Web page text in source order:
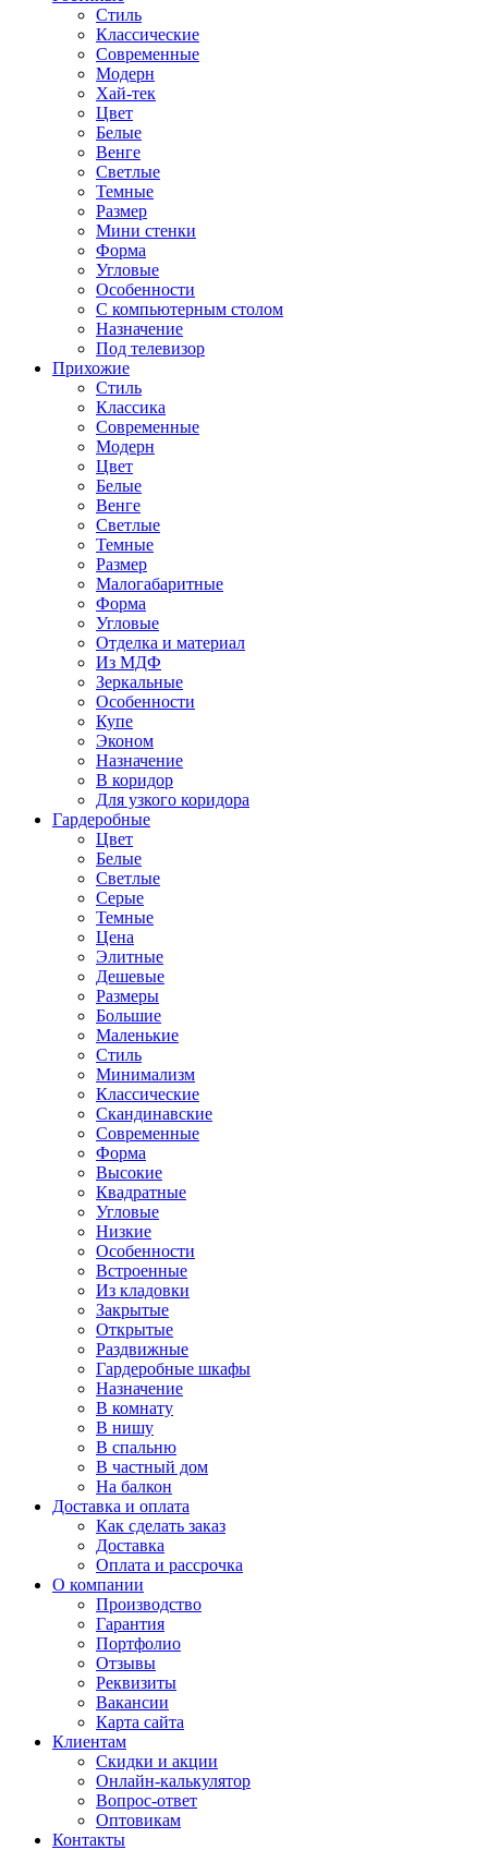
Стиль
Классические
Современные
Модерн
Хай-тек
Цвет
Белые
Венге
Светлые
Темные
Размер
Мини стенки
Форма
Угловые
Особенности
С компьютерным столом
Назначение
Под телевизор
Прихожие
Стиль
Классика
Современные
Модерн
Цвет
Белые
Венге
Светлые
Темные
Размер
Малогабаритные
Форма
Угловые
Отделка и материал
Из МДФ
Зеркальные
Особенности
Купе
Эконом
Назначение
В коридор
Для узкого коридора
Гардеробные
Цвет
Белые
Светлые
Серые
Темные
Цена
Элитные
Дешевые
Размеры
Большие
Маленькие
Стиль
Минимализм
Классические
Скандинавские
Современные
Форма
Высокие
Квадратные
Угловые
Низкие
Особенности
Встроенные
Из кладовки
Закрытые
Открытые
Раздвижные
Гардеробные шкафы
Назначение
В комнату
В нишу
В спальню
В частный дом
На балкон
Доставка и оплата
Как сделать заказ
Доставка
Оплата и рассрочка
О компании
Производство
Гарантия
Портфолио
Отзывы
Реквизиты
Вакансии
Карта сайта
Клиентам
Скидки и акции
Онлайн-калькулятор
Вопрос-ответ
Оптовикам
Контакты